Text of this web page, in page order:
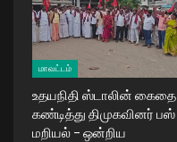
மாவட்டம்
உதயநிதி ஸ்டாலின் கைதை
கண்டித்து திமுகவினர் பஸ்
மறியல் – ஒன்றிய